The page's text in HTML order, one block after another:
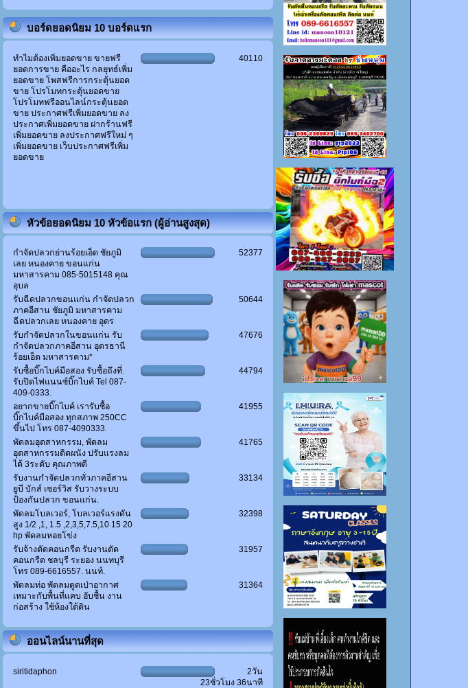
บอร์ดยอดนิยม 10 บอร์ดแรก
ทำไมต้องเพิ่มยอดขาย ขายฟรี
ยอดการขาย คืออะไร กลยุทธ์เพิ่ม
ยอดขาย โพสฟรีการกระตุ้นยอด
ขาย โปรโมทกระตุ้นยอดขาย
โปรโมทฟรีออนไลน์กระตุ้นยอด
ขาย ประกาศฟรีเพิ่มยอดขาย ลง
ประกาศเพิ่มยอดขาย ฝากร้านฟรี
เพิ่มยอดขาย ลงประกาศฟรีใหม่ ๆ
เพิ่มยอดขาย เว็บประกาศฟรีเพิ่ม
ยอดขาย
40110
หัวข้อยอดนิยม 10 หัวข้อแรก (ผู้อ่านสูงสุด)
กำจัดปลวกย่านร้อยเอ็ด ชัยภูมิ
เลย หนองคาย ขอนแก่น
มหาสารคาม 085-5015148 คุณ
อุบล
52377
รับฉีดปลวกขอนแก่น กำจัดปลวก
ภาคอีสาน ชัยภูมิ มหาสารคาม
ฉีดปลวกเลย หนองคาย อุดร
50644
รับกำจัดปลวกในขอนแก่น รับ
กำจัดปลวกภาคอีสาน อุดรธานี
ร้อยเอ็ด มหาสารคาม*
47676
รับซื้อบิ๊กไบค์มือสอง รับซื้อถึงที่.
รับปิดไฟแนนซ์บิ๊กไบค์ Tel 087-
409-0333.
44794
อยากขายบิ๊กไบค์ เรารับซื้อ
บิ๊กไบค์มือสอง ทุกสภาพ 250CC
ขึ้นไป โทร 087-4090333.
41955
พัดลมอุตสาหกรรม, พัดลม
อุตสาหกรรมติดผนัง ปรับแรงลม
ได้ 3ระดับ คุณภาพดี
41765
รับงานกำจัดปลวกทั่วภาคอีสาน
ยูบี บักส์ เซอร์วิส รับวางระบบ
ป้องกันปลวก ขอนแก่น.
33134
พัดลมโบลเวอร์, โบลเวอร์แรงดัน
สูง 1/2 ,1, 1.5 ,2,3,5,7.5,10 15 20
hp พัดลมหอยโข่ง
32398
รับจ้างตัดคอนกรีต รับงานตัด
คอนกรีต ชลบุรี ระยอง นนทบุรี
โทร 089-6616557. นนท์.
31957
พัดลมท่อ พัดลมดูดเป่าอากาศ
เหมาะกับพื้นที่แคบ อับชื้น งาน
ก่อสร้าง ใช้ห้องใต้ดิน
31364
ออนไลน์นานที่สุด
siritidaphon
2วัน
23ชั่วโมง 36นาที